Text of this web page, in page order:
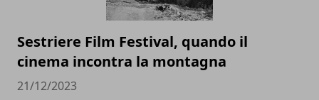
Sestriere Film Festival, quando il
cinema incontra la montagna
21/12/2023